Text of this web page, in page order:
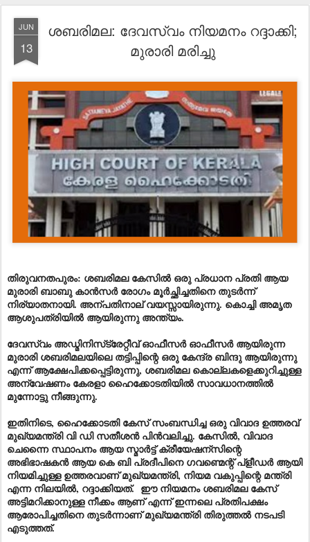
JUN
13
ശബരിമല: ദേവസ്വം നിയമനം റദ്ദാക്കി;
മുരാരി മരിച്ചു
തിരുവനതപുരം: ശബരിമല കേസിൽ ഒരു പ്രധാന പ്രതി ആയ
മുരാരി ബാബു കാൻസർ രോഗം മൂർച്ഛിച്ചതിനെ തുടർന്ന്
നിര്യാതനായി. അന്പതിനാല് വയസ്സായിരുന്നു. കൊച്ചി അമൃത
ആശുപത്രിയിൽ ആയിരുന്നു അന്ത്യം.
ദേവസ്വം അഡ്മിനിസ്‌ട്രേറ്റീവ് ഓഫീസർ ഓഫീസർ ആയിരുന്ന
മുരാരി ശബരിമലയിലെ തട്ടിപ്പിന്റെ ഒരു കേന്ദ്ര ബിന്ദു ആയിരുന്നു
എന്ന് ആക്ഷേപിക്കപ്പെട്ടിരുന്നു, ശബരിമല കൊല്ലകളെക്കുറിച്ചുള്ള
അന്വേഷണം കേരളാ ഹൈക്കോടതിയിൽ സാവധാനത്തിൽ
മുന്നോട്ടു നീങ്ങുന്നു.
ഇതിനിടെ, ഹൈക്കോടതി കേസ് സംബന്ധിച്ച ഒരു വിവാദ ഉത്തരവ്
മുഖ്യമന്ത്രി വി ഡി സതീശൻ പിൻവലിച്ചു. കേസിൽ, വിവാദ
ചെന്നൈ സ്ഥാപനം ആയ സ്മാർട്ട് ക്രീയേഷന്സിന്റെ
അഭിഭാഷകൻ ആയ കെ ബി പ്രദീപിനെ ഗവണ്മെന്റ് പ്ളീഡർ ആയി
നിയമിച്ചുള്ള ഉത്തരവാണ് മുഖ്യമന്ത്രി, നിയമ വകുപ്പിന്റെ മന്ത്രി
എന്ന നിലയിൽ, റദ്ദാക്കിയത്. ഈ നിയമനം ശബരിമല കേസ്
അട്ടിമറിക്കാനുള്ള നീക്കം ആണ് എന്ന് ഇന്നലെ പ്രതിപക്ഷം
ആരോപിച്ചതിനെ തുടർന്നാണ് മുഖ്യമന്ത്രി തിരുത്തൽ നടപടി
എടുത്തത്.